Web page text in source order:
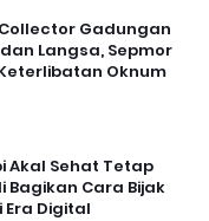
Gadungan
Langsa, Sepmor
Oknum
Akal Sehat Tetap
Bagikan Cara Bijak
Digital